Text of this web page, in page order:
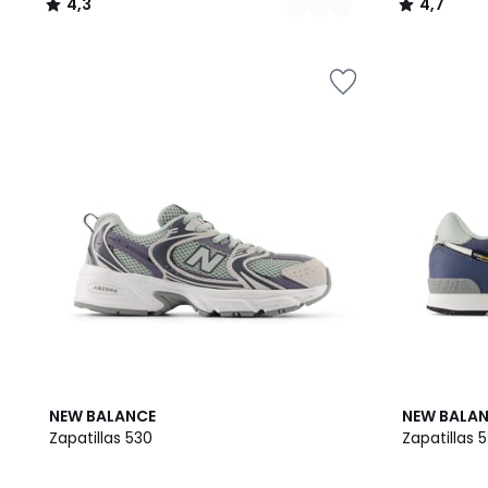
4,3
/
4,7
/
NEW BALANCE
Zapatillas 530
4,7
/ 5
NEW
Zapatillas
4,1
/ 5